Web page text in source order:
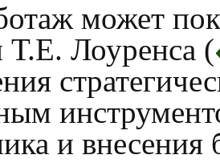
может
Т.Е. Лоуренса (
и внесения